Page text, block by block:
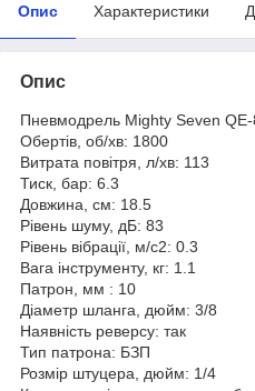
Опис Характеристики
Опис
Пневмодрель Mighty Seven
Обертів, об/хв: 1800
Витрата повітря, л/хв: 113
Тиск, бар: 6.3
Довжина, см: 18.5
Рівень шуму, дБ: 83
Рівень вібрації, м/с2: 0.3
Вага інструменту, кг: 1.1
Патрон, мм : 10
Діаметр шланга, дюйм: 3/8
Наявність реверсу: так
Тип патрона: БЗП
Розмір штуцера, дюйм: 1/4